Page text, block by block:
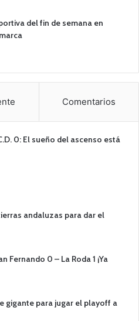
del fin de semana en
Comentarios
0: El sueño del ascenso está
andaluzas para dar el
Fernando 0 – La Roda 1 ¡Ya
gigante para jugar el playoff a